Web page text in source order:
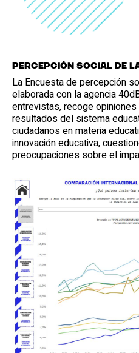
Percepción social de
La Encuesta de percepción
elaborada con la agencia
entrevistas, recoge
resultados del sistema
ciudadanos en materia
innovación educativa,
preocupaciones sobre el